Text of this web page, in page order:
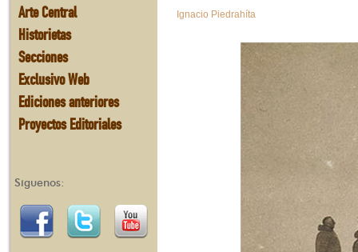
Arte Central
Historietas
Secciones
Exclusivo Web
Ediciones anteriores
Proyectos Editoriales
Síguenos:
Ignacio Piedrahíta